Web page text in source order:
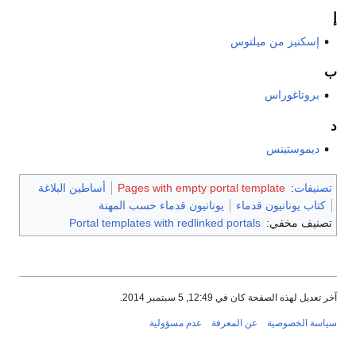
إ
إسكنيز من ميلتوس
ب
بروتاغوراس
د
ديموستينس
تصنيفات:
Pages with empty portal template
أساطين البلاغة
كتاب يونانيون قدماء
يونانيون قدماء حسب المهنة
تصنيف مخفي: Portal templates with redlinked portals
آخر تعديل لهذه الصفحة كان في 12:49, 5 سبتمبر 2014.
سياسة الخصوصية عن المعرفة عدم مسؤولية